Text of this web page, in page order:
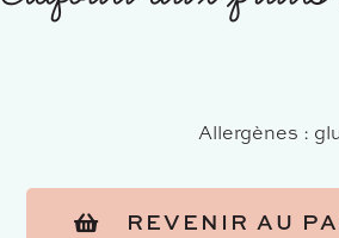
Allergènes :
REVENIR AU